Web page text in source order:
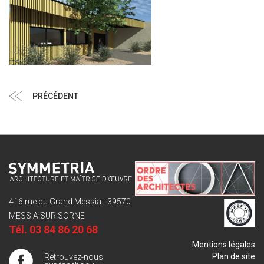
de
Article
PRÉCÉDENT
416 rue du Grand Messia - 39570
MESSIA SUR SORNE
Tél. 03 84 86 20 68
Retrouvez-nous
Mentions légales
Plan de site